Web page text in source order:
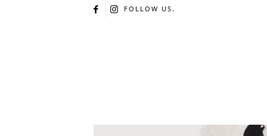
FOLLOW US.